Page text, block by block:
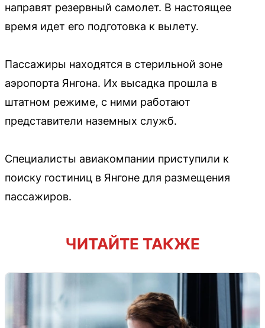
направят резервный самолет. В настоящее
время идет его подготовка к вылету.
Пассажиры находятся в стерильной зоне
аэропорта Янгона. Их высадка прошла в
штатном режиме, с ними работают
представители наземных служб.
Специалисты авиакомпании приступили к
поиску гостиниц в Янгоне для размещения
пассажиров.
ЧИТАЙТЕ ТАКЖЕ